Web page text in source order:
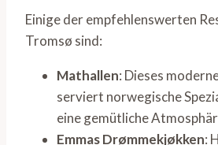
Einige der empfehlenswerten
Tromsø sind:
Mathallen: Dieses
serviert norwegische
eine gemütliche
Emmas Drømmekjøkken: